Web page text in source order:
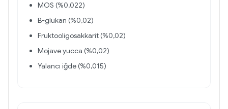
MOS (%0,022)
B-glukan (%0,02)
Fruktooligosakkarit (%0,02)
Mojave yucca (%0,02)
Yalancı iğde (%0,015)